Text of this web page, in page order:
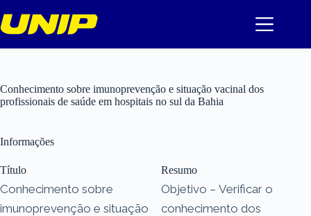
para
o
Conhecimento sobre imunoprevenção e situação vacinal dos
profissionais de saúde em hospitais no sul da Bahia
Informações
Título
Conhecimento sobre
imunoprevenção e situação
Resumo
Objetivo – Verificar o
conhecimento dos